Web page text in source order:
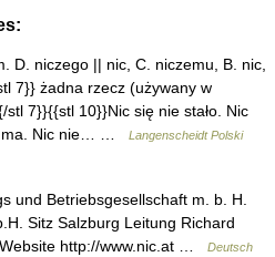
D. niczego || nic, C. niczemu, B. nic,
7}} żadna rzecz (używany w
7}}{{stl 10}}Nic się nie stało. Nic
ma. Nic nie… …
Langenscheidt Polski
und Betriebsgesellschaft m. b. H.
Sitz Salzburg Leitung Richard
http://www.nic.at …
Deutsch